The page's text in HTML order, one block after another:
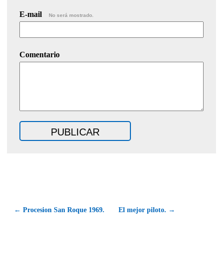
E-mail No será mostrado.
Comentario
← Procesion San Roque 1969. El mejor piloto. →